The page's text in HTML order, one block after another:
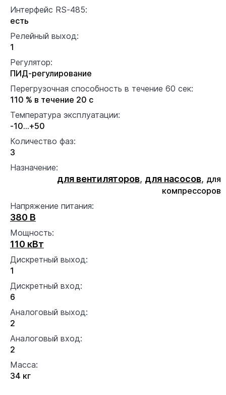
Интерфейс RS-485:
есть
Релейный выход:
1
Регулятор:
ПИД-регулирование
Перегрузочная способность в течение 60 сек:
110 % в течение 20 с
Температура эксплуатации:
-10…+50
Количество фаз:
3
Назначение:
для вентиляторов, для насосов, для
компрессоров
Напряжение питания:
380 В
Мощность:
110 кВт
Дискретный выход:
1
Дискретный вход:
6
Аналоговый выход:
2
Аналоговый вход:
2
Масса:
34 кг